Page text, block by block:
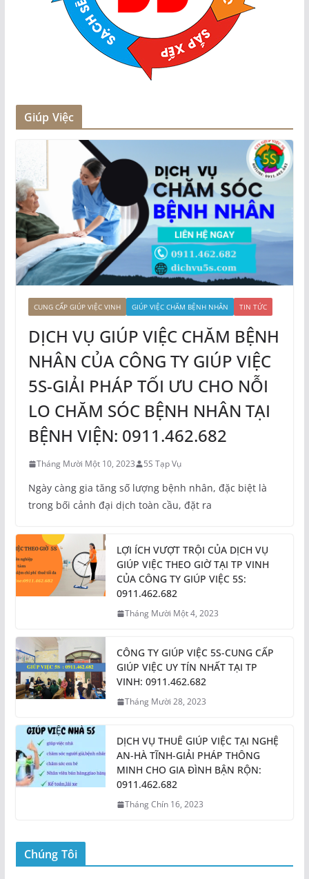
Giúp Việc
CUNG CẤP GIÚP VIỆC VINH GIÚP VIỆC CHĂM BỆNH NHÂN TIN TỨC
DỊCH VỤ GIÚP VIỆC CHĂM BỆNH
NHÂN CỦA CÔNG TY GIÚP VIỆC
5S-GIẢI PHÁP TỐI ƯU CHO NỖI
LO CHĂM SÓC BỆNH NHÂN TẠI
BỆNH VIỆN: 0911.462.682
Tháng Mười Một 10, 2023 5S Tạp Vụ
Ngày càng gia tăng số lượng bệnh nhân, đặc biệt là
trong bối cảnh đại dịch toàn cầu, đặt ra
LỢI ÍCH VƯỢT TRỘI CỦA DỊCH VỤ
GIÚP VIỆC THEO GIỜ TẠI TP VINH
CỦA CÔNG TY GIÚP VIỆC 5S:
0911.462.682
Tháng Mười Một 4, 2023
CÔNG TY GIÚP VIỆC 5S-CUNG CẤP
GIÚP VIỆC UY TÍN NHẤT TẠI TP
VINH: 0911.462.682
Tháng Mười 28, 2023
DỊCH VỤ THUÊ GIÚP VIỆC TẠI NGHỆ
AN-HÀ TĨNH-GIẢI PHÁP THÔNG
MINH CHO GIA ĐÌNH BẬN RỘN:
0911.462.682
Tháng Chín 16, 2023
Chúng Tôi